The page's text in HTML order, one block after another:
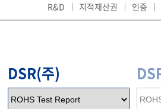
R&D 지적재산권 인증
DSR(주)